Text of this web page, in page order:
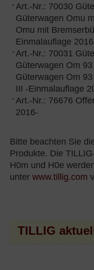
Art.-Nr.: 70030
Güterwagen Omu
Omu mit
Einmalauflage
Art.-Nr.: 70031
Güterwagen Om
Güterwagen Om
III -Einmalauflage
Art.-Nr.: 76676
2016-
Bitte beachten Sie
Produkte. Die
H0m und H0e
unter www.tillig.com
TILLIG